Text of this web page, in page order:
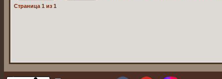
Страница 1 из 1